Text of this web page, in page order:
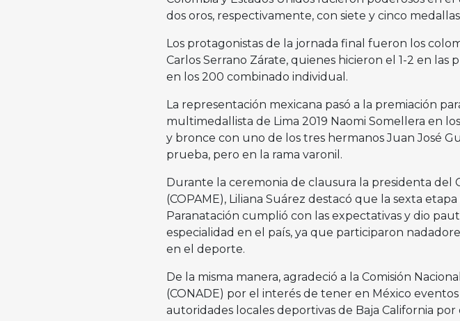
dos oros, respectivamente, con siete y cinco
Los protagonistas de la jornada final fueron los
Carlos Serrano Zárate, quienes hicieron el 1-2 en las
en los 200 combinado individual.
La representación mexicana pasó a la premiación
multimedallista de Lima 2019 Naomi Somellera en
y bronce con uno de los tres hermanos Juan José
prueba, pero en la rama varonil.
Durante la ceremonia de clausura la presidenta del
(COPAME), Liliana Suárez destacó que la sexta
Paranatación cumplió con las expectativas y dio
especialidad en el país, ya que participaron
en el deporte.
De la misma manera, agradeció a la Comisión
(CONADE) por el interés de tener en México
autoridades locales deportivas de Baja California por